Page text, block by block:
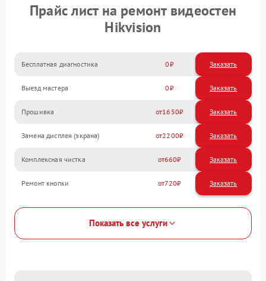
Прайс лист на ремонт видеостен
Hikvision
Бесплатная диагностика 0 Заказать
Выезд мастера 0 Заказать
Прошивка 1650
Замена дисплея (экрана) 2200
Комплексная чистка 660
Ремонт кнопки 720
Показать все услуги